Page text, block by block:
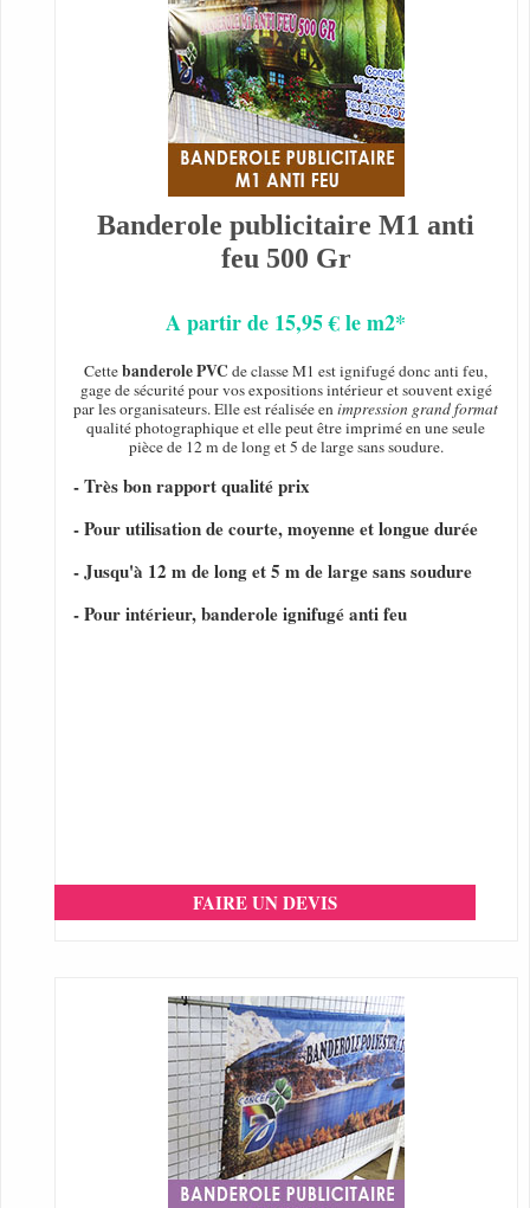
Banderole publicitaire M1 anti
feu 500 Gr
A partir de 15,95 € le m2*
Cettebanderole PVC de classe M1 est ignifugé donc anti feu,
gage de sécurité pour vos expositions intérieur et souvent exigé
par les organisateurs. Elle est réalisée enimpression grand format
qualité photographique et elle peut être imprimé en une seule
pièce de 12 m de long et 5 de large sans soudure.
- Très bon rapport qualité prix
- Pour utilisation de courte, moyenne et longue durée
- Jusqu'à 12 m de long et 5 m de large sans soudure
- Pour intérieur, banderole ignifugé anti feu
FAIRE UN DEVIS